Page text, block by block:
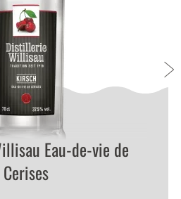
Eau-de-vie de
Cerises